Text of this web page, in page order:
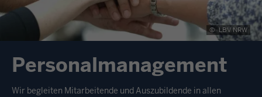
© LBV NRW
Personalmanagement
Wir begleiten Mitarbeitende und Auszubildende in allen